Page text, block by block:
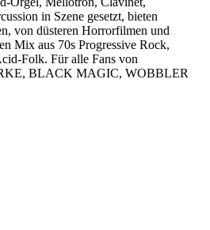
in Szene gesetzt, bieten
von düsteren Horrorfilmen und
Mix aus 70s Progressive Rock,
Folk. Für alle Fans von
BLACK MAGIC, WOBBLER